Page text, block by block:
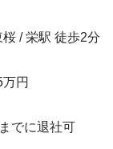
/ 栄駅 徒歩2分
円
でに退社可